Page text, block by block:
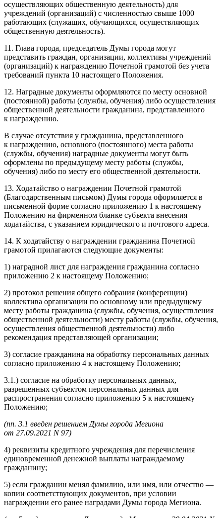
осуществляющих общественную деятельность) для
учреждений (организаций) с численностью свыше 1000
работающих (служащих, обучающихся, осуществляющих
общественную деятельность).
11. Глава города, председатель Думы города могут
представить граждан, организации, коллективы учреждений
(организаций) к награждению Почетной грамотой без учета
требований пункта 10 настоящего Положения.
12. Наградные документы оформляются по месту основной
(постоянной) работы (службы, обучения) либо осуществления
общественной деятельности гражданина, представленного
к награждению.
В случае отсутствия у гражданина, представленного
к награждению, основного (постоянного) места работы
(службы, обучения) наградные документы могут быть
оформлены по предыдущему месту работы (службы,
обучения) либо по месту его общественной деятельности.
13. Ходатайство о награждении Почетной грамотой
(Благодарственным письмом) Думы города оформляется в
письменной форме согласно приложению 1 к настоящему
Положению на фирменном бланке субъекта внесения
ходатайства, с указанием юридического и почтового адреса.
14. К ходатайству о награждении гражданина Почетной
грамотой прилагаются следующие документы:
1) наградной лист для награждения гражданина согласно
приложению 2 к настоящему Положению;
2) протокол решения общего собрания (конференции)
коллектива организации по основному или предыдущему
месту работы гражданина (службы, обучения, осуществления
общественной деятельности) месту работы (службы, обучения,
осуществления общественной деятельности) либо
рекомендация представляющей организации;
3) согласие гражданина на обработку персональных данных
согласно приложению 4 к настоящему Положению;
3.1.) согласие на обработку персональных данных,
разрешенных субъектом персональных данных для
распространения согласно приложению 5 к настоящему
Положению;
(пп. 3.1 введен решением Думы города Мегиона
от 27.09.2021 N 97)
4) реквизиты кредитного учреждения для перечисления
единовременной денежной выплаты награждаемому
гражданину;
5) если гражданин менял фамилию, или имя, или отчество —
копии соответствующих документов, при условии
награждении его ранее наградами Думы города Мегиона.